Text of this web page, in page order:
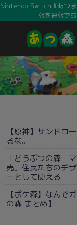
Nintendo Switch『あつま
報を速報で
【原神】サンドロ
るな。
「どうぶつの森
売。住民たちのデ
ーとして使える
【ポケ森】なんで
の森 まとめ】